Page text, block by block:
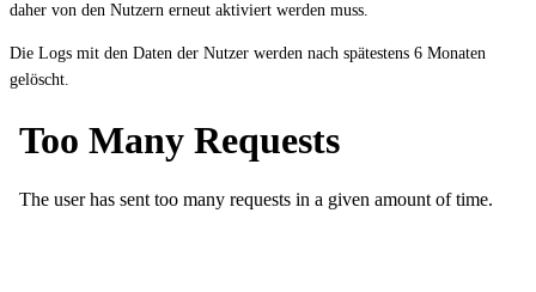
daher von den Nutzern erneut aktiviert werden muss.
Die Logs mit den Daten der Nutzer werden nach spätestens 6 Monaten
gelöscht.